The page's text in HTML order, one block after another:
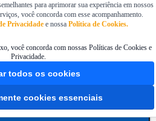
para aprimorar sua experiência em nossos
você concorda com esse acompanhamento.
Privacidade e nossa Política de Cookies.
você concorda com nossas Políticas de Cookies e
Privacidade.
todos os cookies
cookies essenciais